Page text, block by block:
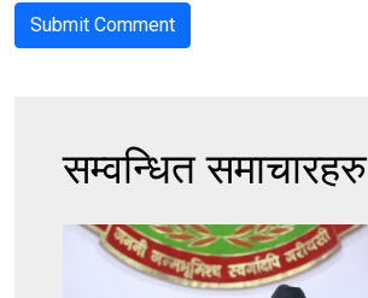
सम्वन्धित समाचारहरु